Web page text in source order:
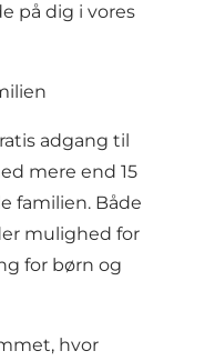
på dig i vores
adgang til
mere end 15
familien. Både
mulighed for
for børn og
hvor